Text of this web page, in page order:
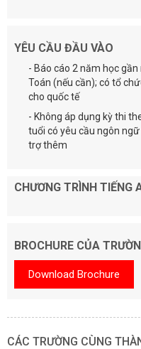
YÊU CẦU ĐẦU VÀO
- Báo cáo 2 năm học
Toán (nếu cần); có tổ
cho quốc tế
- Không áp dụng kỳ thi
tuổi có yêu cầu ngôn
trợ thêm
CHƯƠNG TRÌNH TIẾNG
BROCHURE CỦA
Download Brochure
CÁC TRƯỜNG CÙNG